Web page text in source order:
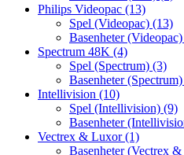
Philips Videopac (13)
Spel (Videopac) (13)
Basenheter (Videopac)
Spectrum 48K (4)
Spel (Spectrum) (3)
Basenheter (Spectrum)
Intellivision (10)
Spel (Intellivision) (9)
Basenheter
Vectrex & Luxor(1)
Basenheter (Vectrex